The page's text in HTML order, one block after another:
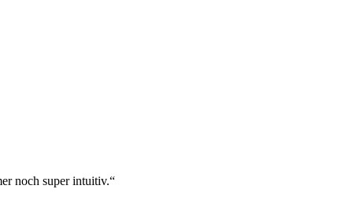
noch super intuitiv.“